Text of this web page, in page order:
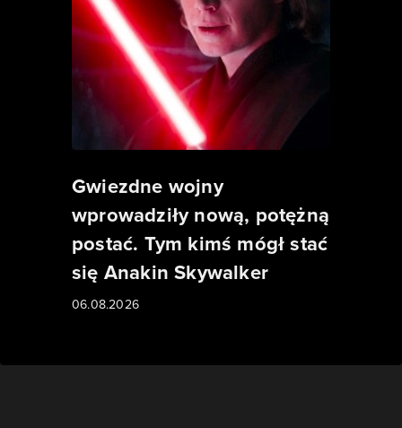
Gwiezdne wojny
wprowadziły nową, potężną
postać. Tym kimś mógł stać
się Anakin Skywalker
06.08.2026